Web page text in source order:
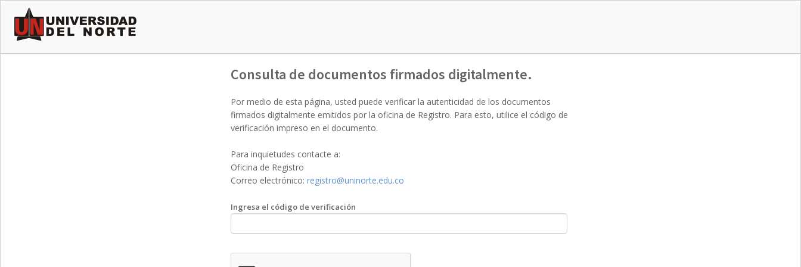
Consulta de documentos firmados digitalmente.
Por medio de esta página, usted puede verificar la autenticidad de los documentos
firmados digitalmente emitidos por la oficina de Registro. Para esto, utilice el código de
verificación impreso en el documento.
Para inquietudes contacte a:
Oficina de Registro
Correo electrónico: registro@uninorte.edu.co
Ingresa el código de verificación